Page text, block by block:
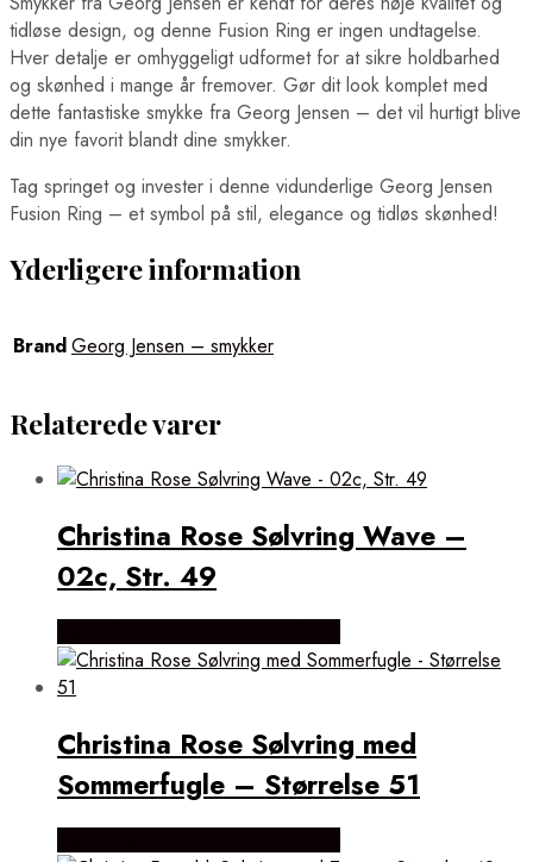
tidløse design, og denne Fusion Ring er ingen undtagelse.
Hver detalje er omhyggeligt udformet for at sikre holdbarhed
og skønhed i mange år fremover. Gør dit look komplet med
dette fantastiske smykke fra Georg Jensen – det vil hurtigt blive
din nye favorit blandt dine smykker.
Tag springet og invester i denne vidunderlige Georg Jensen
Fusion Ring – et symbol på stil, elegance og tidløs skønhed!
Yderligere information
BrandGeorg Jensen – smykker
Relaterede varer
Christina Rose Sølvring Wave –
02c, Str. 49
Christina Rose Sølvring med
Sommerfugle – Størrelse 51